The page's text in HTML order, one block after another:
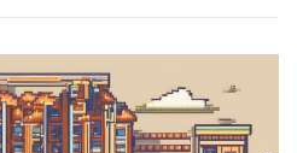
СОРТА МЕТАЛЛОВ